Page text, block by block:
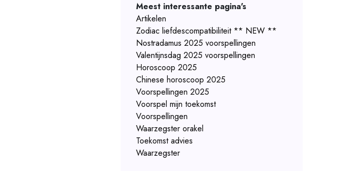
Meest interessante pagina's
Artikelen
Zodiac liefdescompatibiliteit ** NEW **
Nostradamus 2025 voorspellingen
Valentijnsdag 2025 voorspellingen
Horoscoop 2025
Chinese horoscoop 2025
Voorspellingen 2025
Voorspel mijn toekomst
Voorspellingen
Waarzegster orakel
Toekomst advies
Waarzegster